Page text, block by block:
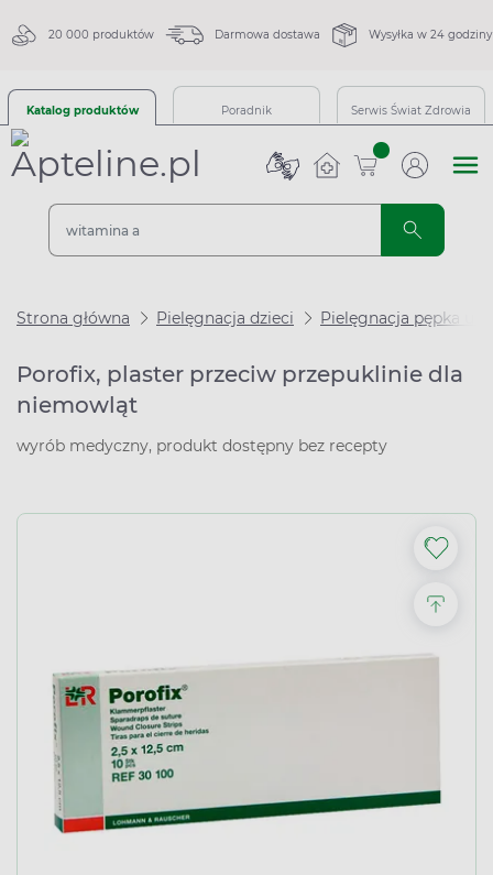
20 000 produktów Darmowa dostawa Wysyłka w 24 godziny
Katalog produktów Poradnik Serwis Świat Zdrowia
sztuk
Strona główna Pielęgnacja dzieci Pielęgnacja pępka u
Porofix, plaster przeciw przepuklinie dla
niemowląt
wyrób medyczny, produkt dostępny bez recepty